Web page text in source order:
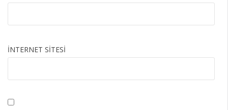
İNTERNET SITESI